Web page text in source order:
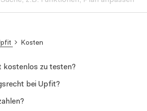
Kosten
zu testen?
bei Upfit?